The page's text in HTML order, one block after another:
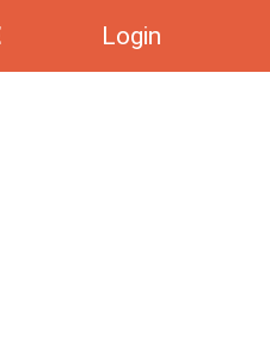
Login